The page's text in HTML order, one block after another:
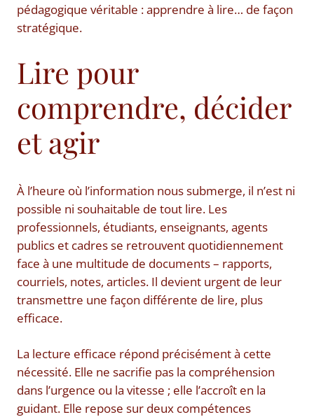
pédagogique véritable : apprendre à lire… de façon
stratégique.
Lire pour
comprendre, décider
et agir
À l’heure où l’information nous submerge, il n’est ni
possible ni souhaitable de tout lire. Les
professionnels, étudiants, enseignants, agents
publics et cadres se retrouvent quotidiennement
face à une multitude de documents – rapports,
courriels, notes, articles. Il devient urgent de leur
transmettre une façon différente de lire, plus
efficace.
La lecture efficace répond précisément à cette
nécessité. Elle ne sacrifie pas la compréhension
dans l’urgence ou la vitesse ; elle l’accroît en la
guidant. Elle repose sur deux compétences